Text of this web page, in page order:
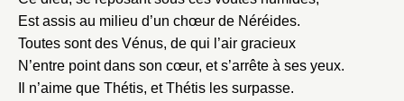
Est assis au milieu d’un chœur de Néréides.
Toutes sont des Vénus, de qui l’air gracieux
N’entre point dans son cœur, et s’arrête à ses yeux.
Il n’aime que Thétis, et Thétis les surpasse.